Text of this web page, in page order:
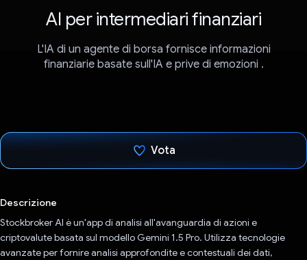
AI per intermediari finanziari
L'IA di un agente di borsa fornisce informazioni
finanziarie basate sull'IA e prive di emozioni .
Vota
Descrizione
Stockbroker AI è un'app di analisi all'avanguardia di azioni e
criptovalute basata sul modello Gemini 1.5 Pro. Utilizza tecnologie
avanzate per fornire analisi approfondite e contestuali dei dati,